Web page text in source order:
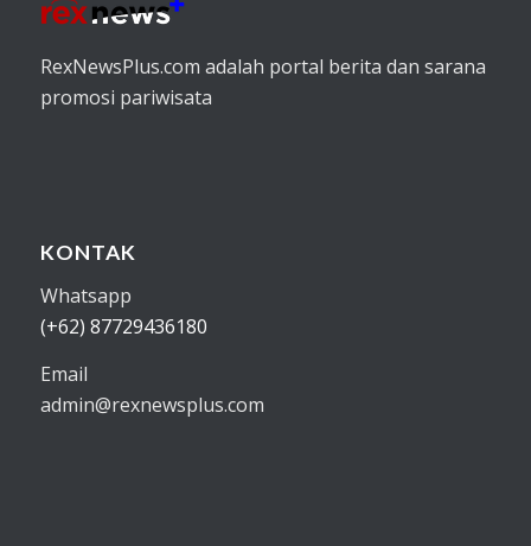
RexNewsPlus.com adalah portal berita dan sarana
promosi pariwisata
KONTAK
Whatsapp
(+62) 87729436180
Email
admin@rexnewsplus.com